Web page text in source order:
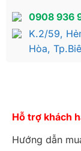
0908 936
K.2/59,
Hòa,
Hỗ trợ khách
Hướng dẫn